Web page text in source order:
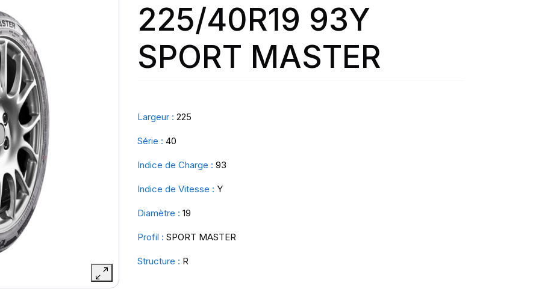
225/40R19 93Y
SPORT MASTER
Largeur : 225
Série : 40
Indice de Charge : 93
Indice de Vitesse : Y
Diamètre : 19
Profil : SPORT MASTER
Structure : R